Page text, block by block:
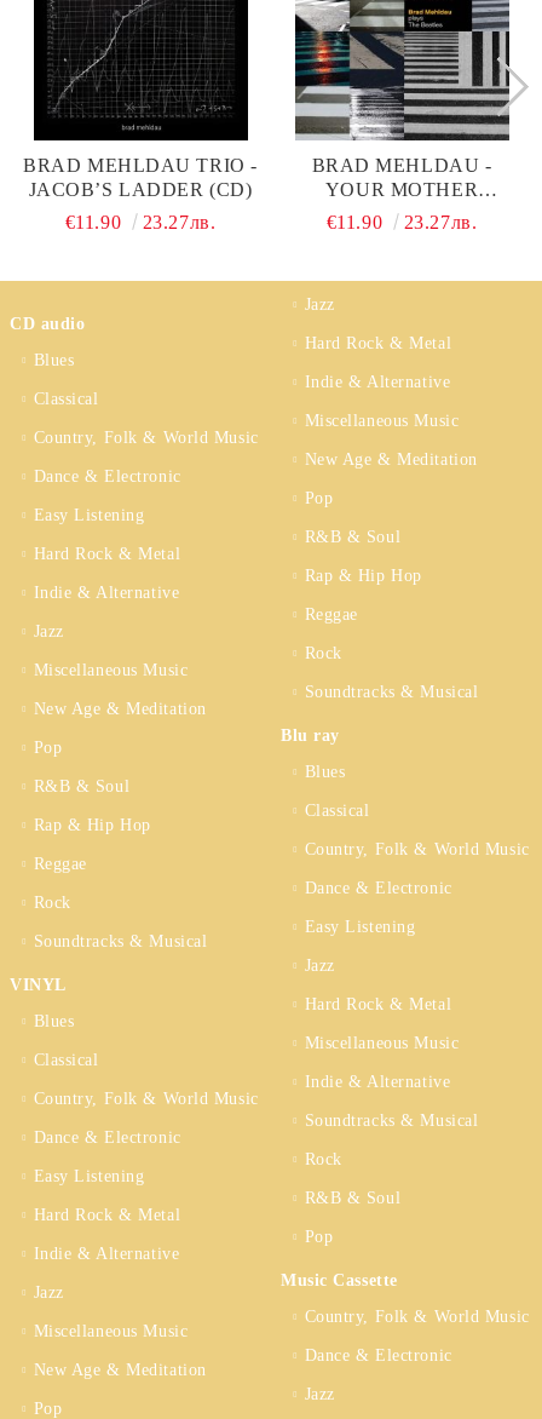
BRAD MEHLDAU TRIO -
JACOB’S LADDER (CD)
€11.90
23.27лв.
BRAD MEHLDAU -
YOUR MOTHER
SHOULD KNOW: BRAD
€11.90 23.27лв.
CD audio
Blues
Classical
Country, Folk & World Music
Dance & Electronic
Easy Listening
Hard Rock & Metal
Indie & Alternative
Jazz
Miscellaneous Music
New Age & Meditation
Pop
R&B & Soul
Rap & Hip Hop
Reggae
Rock
Soundtracks & Musical
VINYL
Blues
Classical
Country, Folk & World Music
Dance & Electronic
Easy Listening
Hard Rock & Metal
Indie & Alternative
Jazz
Miscellaneous Music
New Age & Meditation
Pop
Jazz
Hard Rock & Metal
Indie & Alternative
Miscellaneous Music
New Age & Meditation
Pop
R&B & Soul
Rap & Hip Hop
Reggae
Rock
Soundtracks & Musical
Blu ray
Blues
Classical
Country, Folk & World Music
Dance & Electronic
Easy Listening
Jazz
Hard Rock & Metal
Miscellaneous Music
Indie & Alternative
Soundtracks & Musical
Rock
R&B & Soul
Pop
Music Cassette
Country, Folk & World Music
Dance & Electronic
Jazz